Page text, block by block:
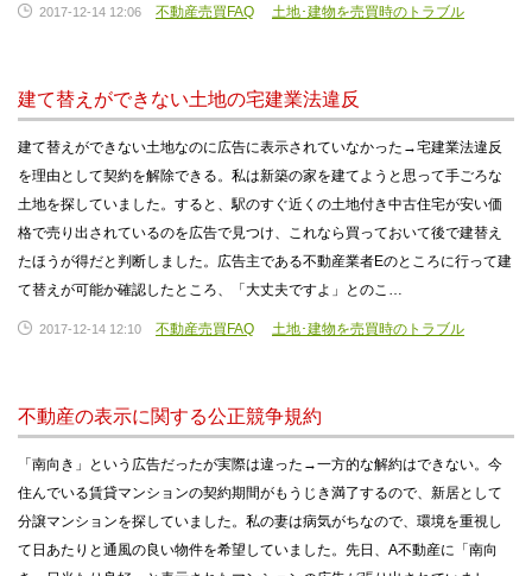
2017-12-14 12:06 不動産売買FAQ 土地･建物を売買時のトラブル
建て替えができない土地の宅建業法違反
建て替えができない土地なのに広告に表示されていなかった→宅建業法違反
を理由として契約を解除できる。私は新築の家を建てようと思って手ごろな
土地を探していました。すると、駅のすぐ近くの土地付き中古住宅が安い価
格で売り出されているのを広告で見つけ、これなら買っておいて後で建替え
たほうが得だと判断しました。広告主である不動産業者Eのところに行って建
て替えが可能か確認したところ、「大丈夫ですよ」とのこ…
2017-12-14 12:10 不動産売買FAQ 土地･建物を売買時のトラブル
不動産の表示に関する公正競争規約
「南向き」という広告だったが実際は違った→一方的な解約はできない。今
住んでいる賃貸マンションの契約期間がもうじき満了するので、新居として
分譲マンションを探していました。私の妻は病気がちなので、環境を重視し
て日あたりと通風の良い物件を希望していました。先日、A不動産に「南向